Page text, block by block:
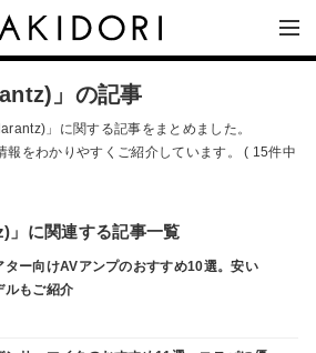
」の記事
」に関する記事をまとめました。
報をわかりやすくご紹介しています。 ( 15件中
」に関連する記事一覧
ター向けAVアンプのおすすめ10選。安い
ルもご紹介